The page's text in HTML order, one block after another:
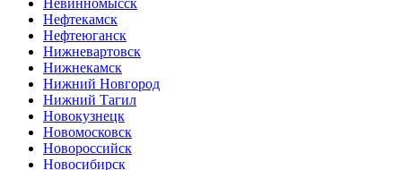
Невинномысск
Нефтекамск
Нефтеюганск
Нижневартовск
Нижнекамск
Нижний Новгород
Нижний Тагил
Новокузнецк
Новомосковск
Новороссийск
Новосибирск